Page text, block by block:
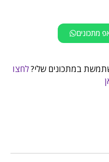
מתכונים
במתכונים שלי?לחצו